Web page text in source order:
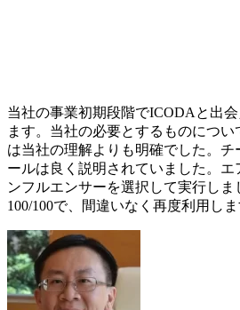
当社の事業初期段階でICODAと出
ます。当社の必要とするものにつ
は当社の理解よりも明確でした。
ールは良く説明されていました。エ
ンフルエンサーを選択して実行し
100/100で、間違いなく再度利用しま